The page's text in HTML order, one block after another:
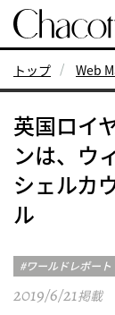
トップ Web
英国ロイ
ンは、ウ
シェルカ
ル
ワールドレポート
2019/6/21掲載